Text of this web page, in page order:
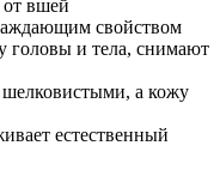
от вшей
свойством
головы и тела, снимают
а кожу
естественный